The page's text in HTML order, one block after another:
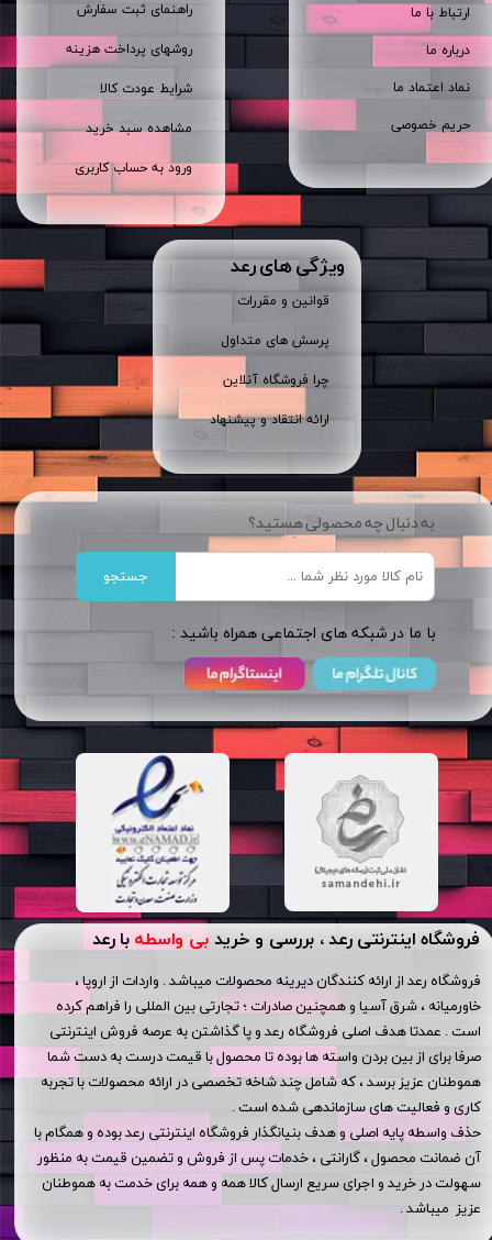
فروشگاه اینترنتی رعد ، بررسی و خرید بی واسطه با رعد
فروشگاه رعد از ارائه کنندگان دیرینه محصولات میباشد . واردات از اروپا ،
خاورمیانه ، شرق آسیا و همچنین صادرات ؛ تجارتی بین المللی را فراهم کرده
است . عمدتا هدف اصلی فروشگاه رعد و پا گذاشتن به عرصه فروش اینترنتی
صرفا برای از بین بردن واسته ها بوده تا محصول با قیمت درست به دست شما
هموطنان عزیز برسد ، که شامل چند شاخه تخصصی در ارائه محصولات با تجربه
کاری و فعالیت های سازماندهی شده است .
حذف واسطه پایه اصلی و هدف بنیانگذار فروشگاه اینترنتی رعد بوده و همگام با
آن ضمانت محصول ، گارانتی ، خدمات پس از فروش و تضمین قیمت به منظور
سهولت در خرید و اجرای سریع ارسال کالا همه و همه برای خدمت به هموطنان
عزیز میباشد .
ارتباط با ما
درباره ما
نماد اعتماد ما
حریم خصوصی
راهنمای ثبت سفارش
روشهای پرداخت هزینه
شرایط عودت کالا
مشاهده سبد خرید
ورود به حساب کاربری
ویژگی های رعد
قوانین و مقررات
پرسش های متداول
چرا فروشگاه آنلاین
ارائه انتقاد و پیشنهاد
به دنبال چه محصولی هستید؟
جستجو
​​با ما در شبکه های اجتماعی همراه باشید :